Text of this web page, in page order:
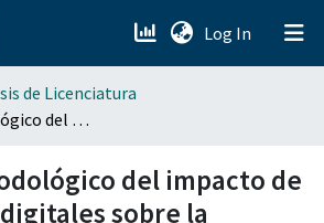
Log In (current)
de Licenciatura
Análisis metodológico del impacto de plataformas digitales sobre la metodología de diseñadores gráficos en microempresas
del impacto de
sobre la